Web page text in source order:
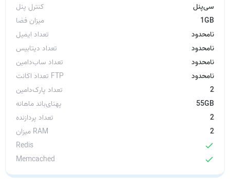
کنترل پنل
سی‌پنل
میزان فضا
1GB
تعداد ایمیل
نامحدود
تعداد دیتابیس
نامحدود
تعداد ساب‌دامین
نامحدود
تعداد اکانت FTP
نامحدود
تعداد پارک‌دامین
2
پهنای‌باند ماهانه
55GB
تعداد پردازنده
2
میزان RAM
2
Redis
check
Memcached check